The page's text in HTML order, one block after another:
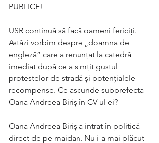
PUBLICE!
USR continuă să facă oameni fericiți.
Astăzi vorbim despre „doamna de
engleză” care a renunțat la catedră
imediat după ce a simțit gustul
protestelor de stradă și potențialele
recompense. Ce ascunde subprefecta
Oana Andreea Biriș în CV-ul ei?
Oana Andreea Biriș a intrat în politică
direct de pe maidan. Nu i-a mai plăcut